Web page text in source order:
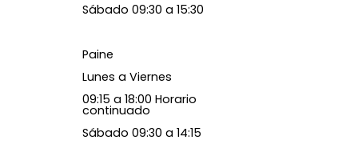
Sábado 09:30 a 15:30
Paine
Lunes a Viernes
09:15 a 18:00 Horario
continuado
Sábado 09:30 a 14:15